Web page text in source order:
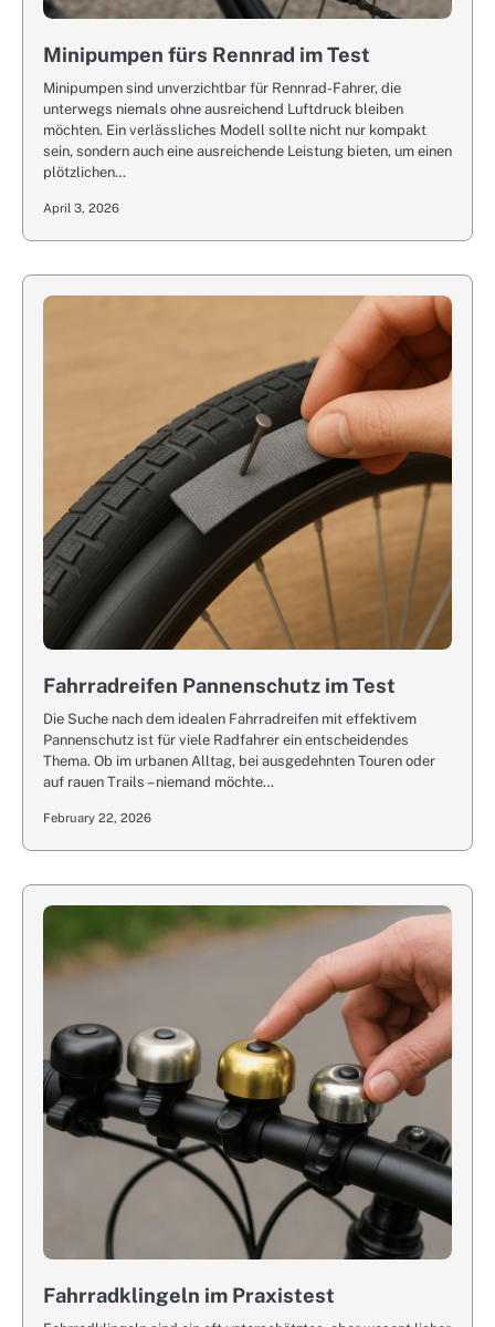
Minipumpen fürs Rennrad im Test
Minipumpen sind unverzichtbar für Rennrad-Fahrer, die
unterwegs niemals ohne ausreichend Luftdruck bleiben
möchten. Ein verlässliches Modell sollte nicht nur kompakt
sein, sondern auch eine ausreichende Leistung bieten, um einen
plötzlichen…
April 3, 2026
Fahrradreifen Pannenschutz im Test
Die Suche nach dem idealen Fahrradreifen mit effektivem
Pannenschutz ist für viele Radfahrer ein entscheidendes
Thema. Ob im urbanen Alltag, bei ausgedehnten Touren oder
auf rauen Trails – niemand möchte…
February 22, 2026
Fahrradklingeln im Praxistest